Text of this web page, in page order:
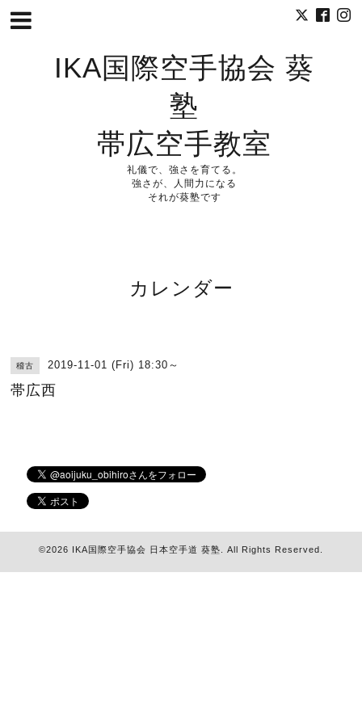
IKA国際空手協会 葵
塾
帯広空手教室
礼儀で、強さを育てる。
強さが、人間力になる
それが葵塾です
カレンダー
稽古 2019-11-01 (Fri) 18:30～
帯広西
©2026 IKA国際空手協会 日本空手道 葵塾 . All Rights Reserved.